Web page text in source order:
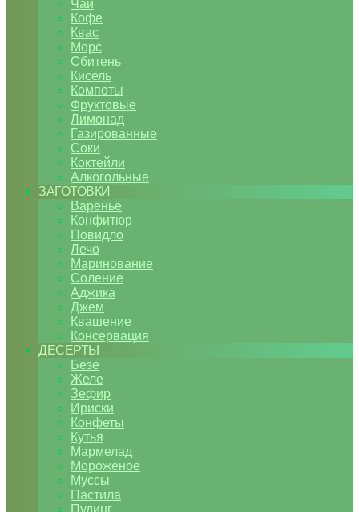
Чай
Кофе
Квас
Морс
Сбитень
Кисель
Компоты
Фруктовые
Лимонад
Газированные
Соки
Коктейли
Алкогольные
ЗАГОТОВКИ
Варенье
Конфитюр
Повидло
Лечо
Маринование
Соление
Аджика
Джем
Квашение
Консервация
ДЕСЕРТЫ
Безе
Желе
Зефир
Ириски
Конфеты
Кутья
Мармелад
Мороженое
Муссы
Пастила
Пудинг